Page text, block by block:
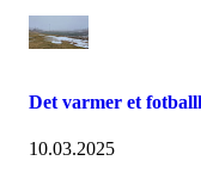
Det varmer et
10.03.2025